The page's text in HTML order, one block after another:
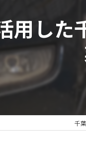
用した
千